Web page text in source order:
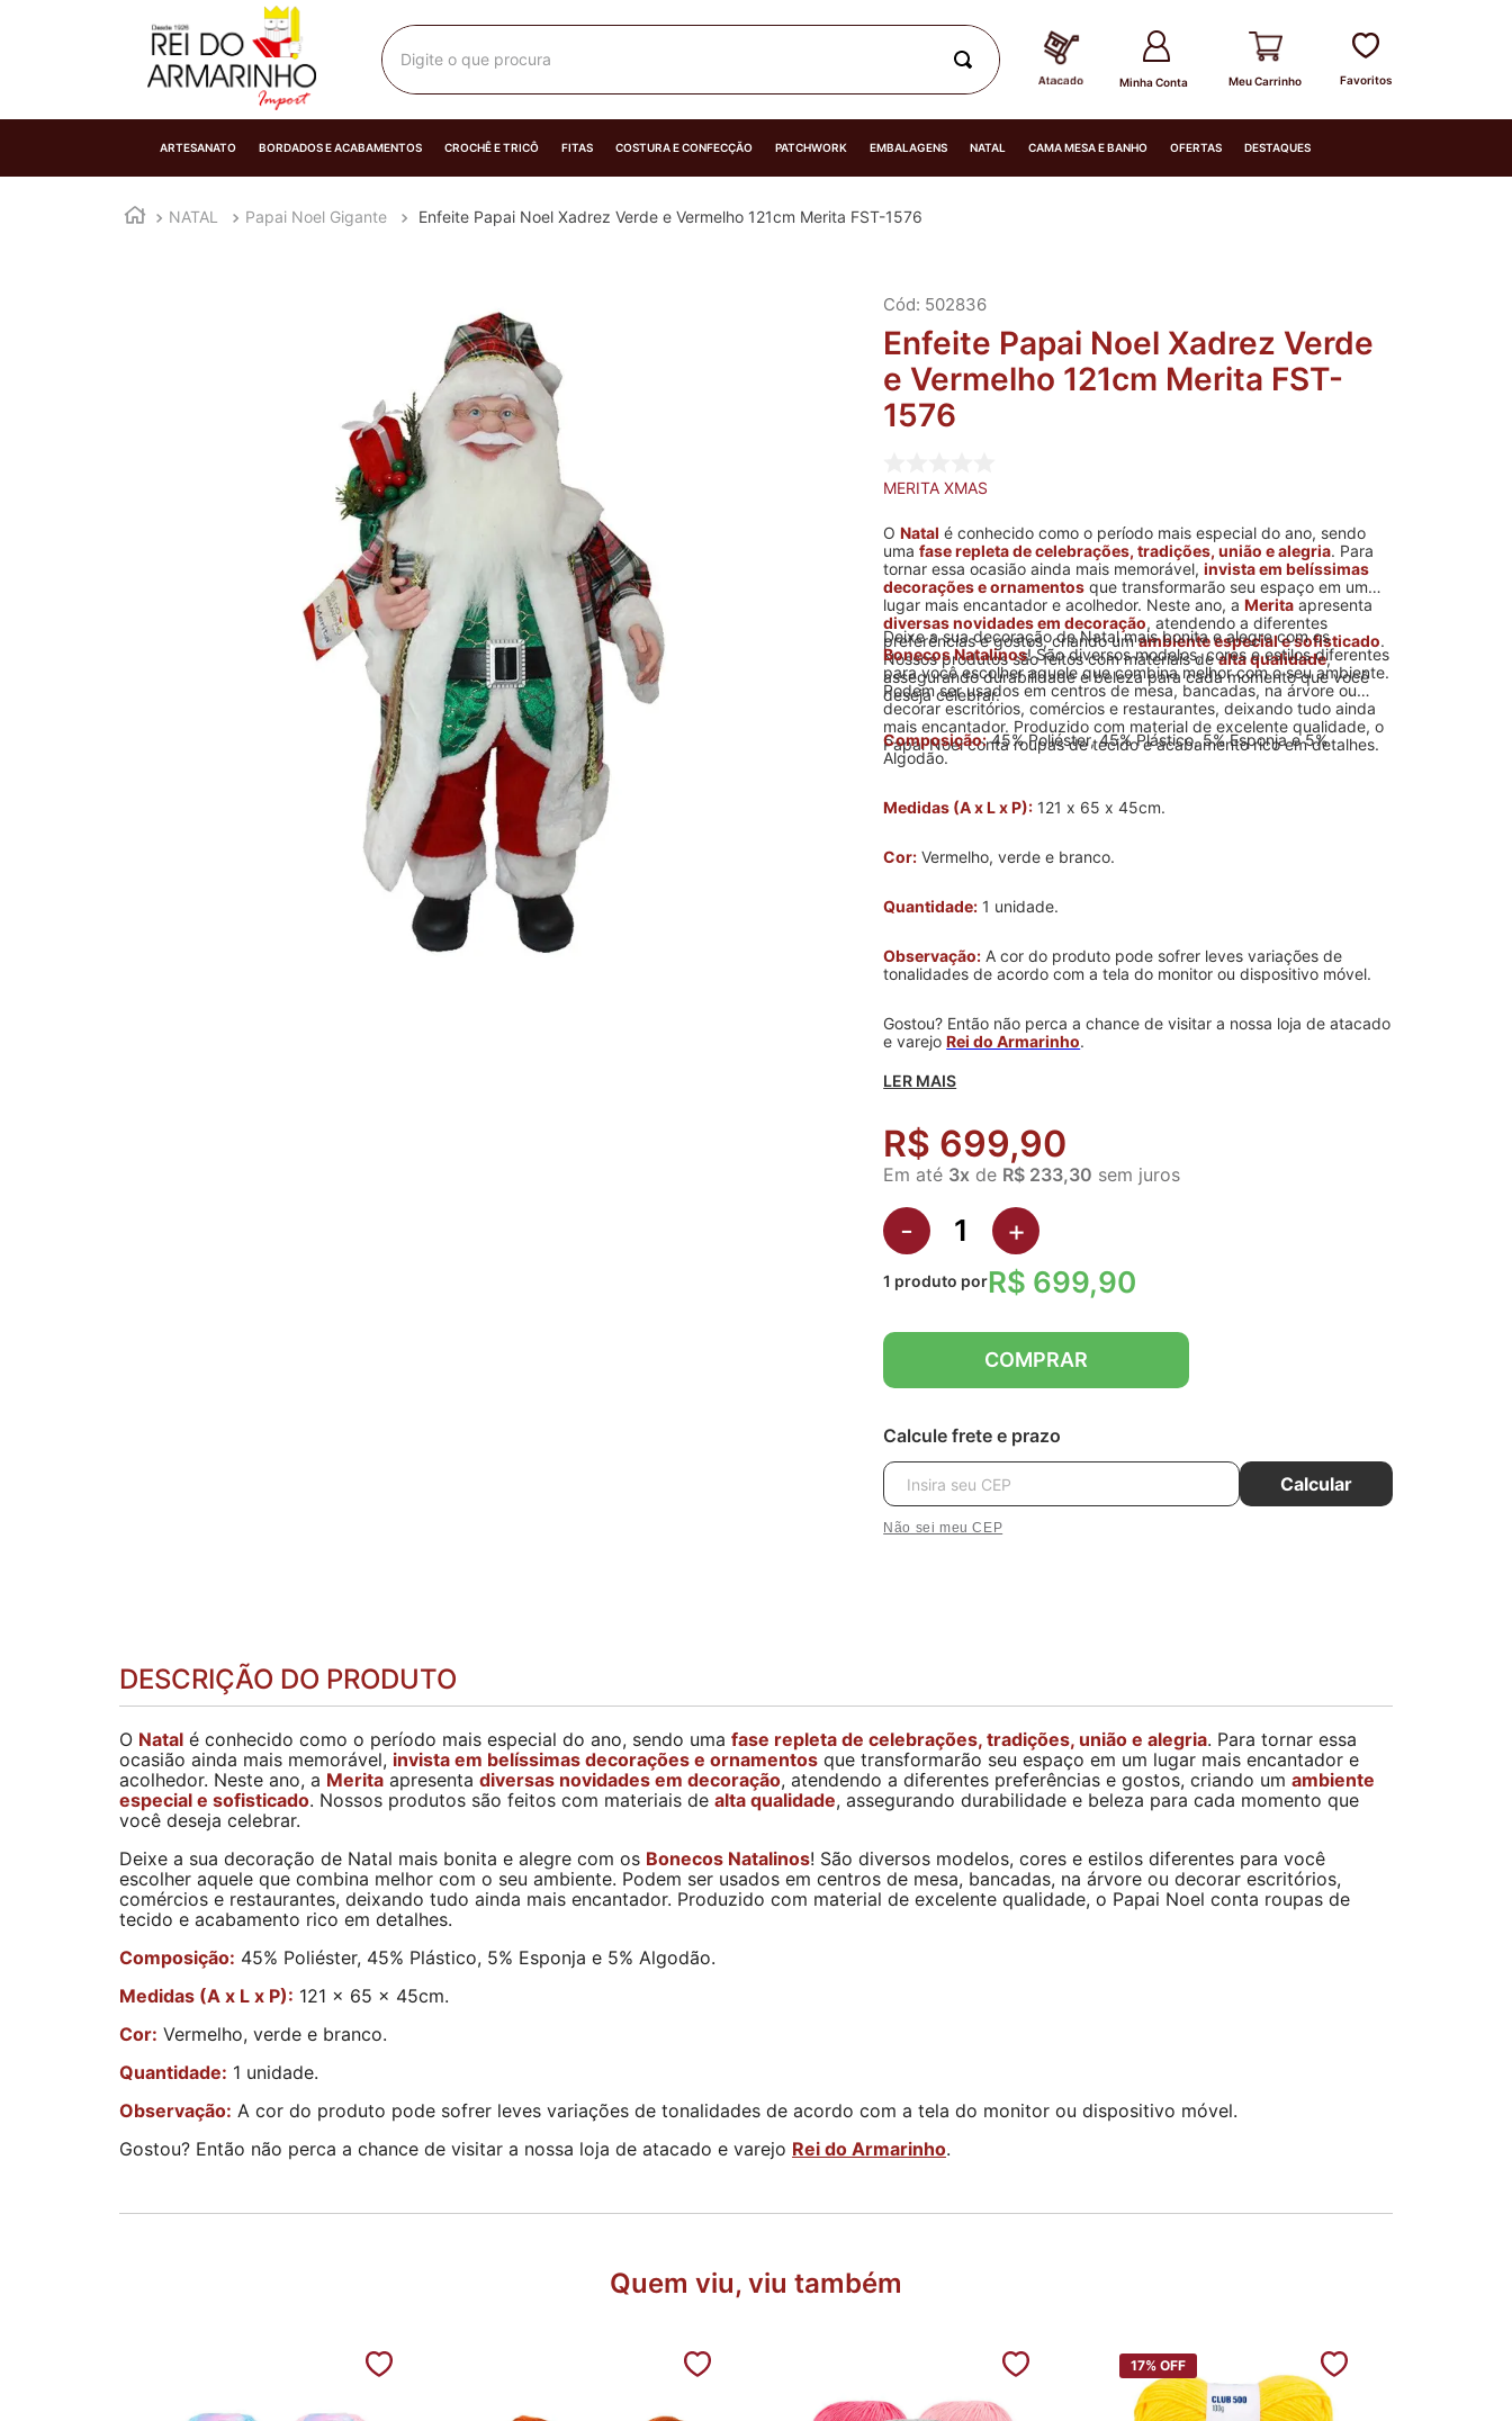
Digite o que procura
Minha Conta
ARTESANATO BORDADOS E ACABAMENTOS CROCHÊ E TRICÔ FITAS COSTURA E CONFECÇÃO PATCHWORK EMBALAGENS NATAL CAMA MESA E BANHO OFERTAS DESTAQUES
NATAL Papai Noel Gigante Enfeite Papai Noel Xadrez Verde e Vermelho 121cm Merita FST-1576
: 502836
Enfeite Papai Noel Xadrez Verde
e Vermelho 121cm Merita FST-
1576
MERITA XMAS
ONatal é conhecido como o período mais especial do ano, sendo
umafase repleta de celebrações, tradições, união e alegria. Para
tornar essa ocasião ainda mais memorável,invista em belíssimas
decorações e ornamentos que transformarão seu espaço em um
lugar mais encantador e acolhedor. Neste ano, aMerita apresenta
diversas novidades em decoração, atendendo a diferentes
preferências e gostos, criando umambiente especial e sofisticado.
Nossos produtos são feitos com materiais dealta qualidade,
assegurando durabilidade e beleza para cada momento que você
deseja celebrar.
Deixe a sua decoração de Natal mais bonita e alegre com os
Bonecos Natalinos! São diversos modelos, cores e estilos diferentes
para você escolher aquele que combina melhor com o seu ambiente.
Podem ser usados em centros de mesa, bancadas, na árvore ou
decorar escritórios, comércios e restaurantes, deixando tudo ainda
mais encantador. Produzido com material de excelente qualidade, o
Papai Noel conta roupas de tecido e acabamento rico em detalhes.
Composição:45% Poliéster, 45% Plástico, 5% Esponja e 5%
Algodão.
Medidas (A x L x P): 121 x 65 x 45cm.
Cor: Vermelho, verde e branco.
Quantidade: 1 unidade.
Observação: A cor do produto pode sofrer leves variações de
tonalidades de acordo com a tela do monitor ou dispositivo móvel.
Gostou? Então não perca a chance de visitar a nossa loja de atacado
e varejoRei do Armarinho.
LER MAIS
R$ 699,90
Em até 3x de R$ 233,30 sem juros
- +
1 produto porR$ 699,90
COMPRAR
Calcule frete e prazo
Calcular
Não sei meu CEP
DESCRIÇÃO DO PRODUTO
O Natal é conhecido como o período mais especial do ano, sendo uma fase repleta de celebrações, tradições, união e alegria. Para tornar essa
ocasião ainda mais memorável, invista em belíssimas decorações e ornamentos que transformarão seu espaço em um lugar mais encantador e
acolhedor. Neste ano, a Merita apresenta diversas novidades em decoração, atendendo a diferentes preferências e gostos, criando um ambiente
especial e sofisticado. Nossos produtos são feitos com materiais de alta qualidade, assegurando durabilidade e beleza para cada momento que
você deseja celebrar.
Deixe a sua decoração de Natal mais bonita e alegre com os Bonecos Natalinos! São diversos modelos, cores e estilos diferentes para você
escolher aquele que combina melhor com o seu ambiente. Podem ser usados em centros de mesa, bancadas, na árvore ou decorar escritórios,
comércios e restaurantes, deixando tudo ainda mais encantador. Produzido com material de excelente qualidade, o Papai Noel conta roupas de
tecido e acabamento rico em detalhes.
Composição: 45% Poliéster, 45% Plástico, 5% Esponja e 5% Algodão.
Medidas (A x L x P): 121 x 65 x 45cm.
Cor: Vermelho, verde e branco.
Quantidade: 1 unidade.
Observação: A cor do produto pode sofrer leves variações de tonalidades de acordo com a tela do monitor ou dispositivo móvel.
Gostou? Então não perca a chance de visitar a nossa loja de atacado e varejo Rei do Armarinho.
Quem viu, viu também
17% OFF